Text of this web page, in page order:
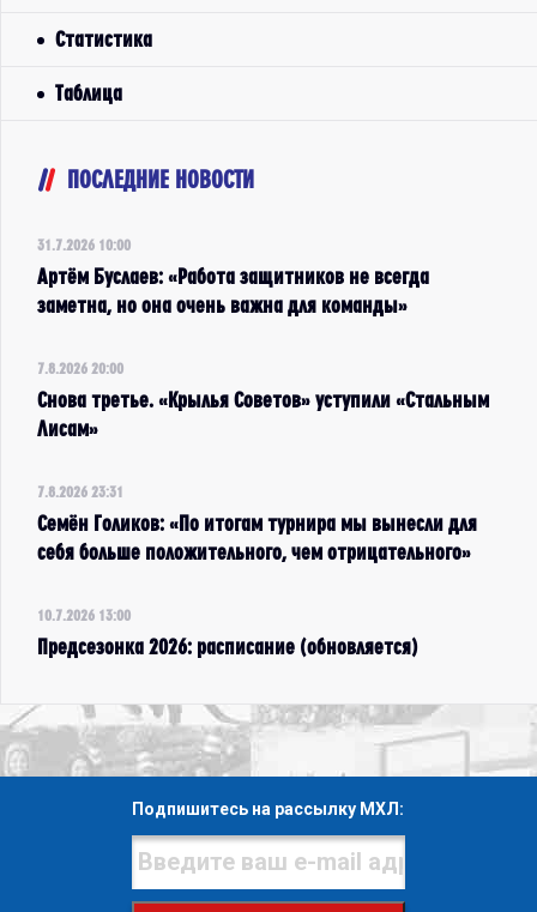
Статистика
Таблица
ПОСЛЕДНИЕ НОВОСТИ
31.7.2026 10:00
Артём Буслаев: «Работа защитников не всегда
заметна, но она очень важна для команды»
7.8.2026 20:00
Снова третье. «Крылья Советов» уступили «Стальным
Лисам»
7.8.2026 23:31
Семён Голиков: «По итогам турнира мы вынесли для
себя больше положительного, чем отрицательного»
10.7.2026 13:00
Предсезонка 2026: расписание (обновляется)
Подпишитесь на рассылку МХЛ: